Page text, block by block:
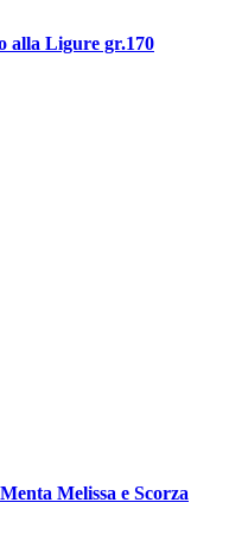
alla Ligure gr.170
Melissa e Scorza